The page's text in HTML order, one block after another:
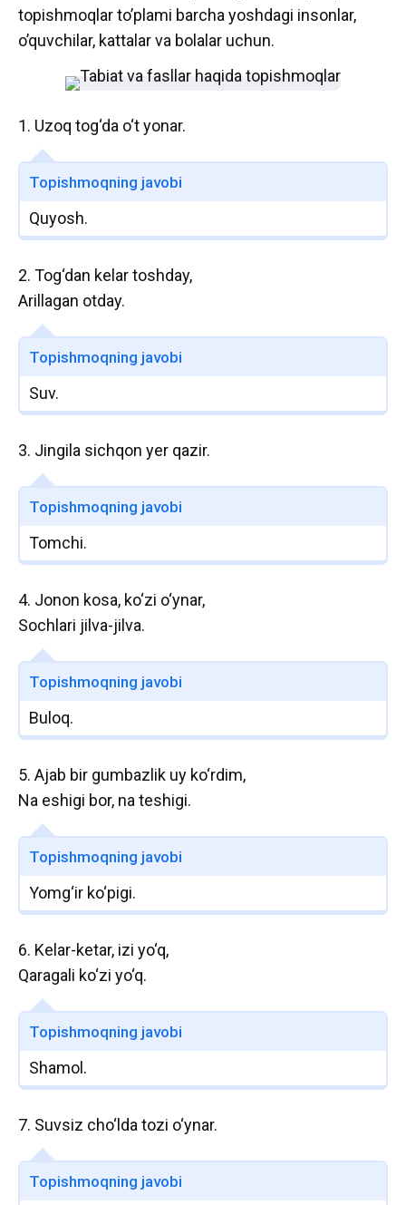
topishmoqlar to’plami barcha yoshdagi insonlar,
o’quvchilar, kattalar va bolalar uchun.
1. Uzoq tog‘da o‘t yonar.
Topishmoqning javobi
Quyosh.
2. Tog‘dan kelar toshday,
Arillagan otday.
Topishmoqning javobi
Suv.
3. Jingila sichqon yer qazir.
Topishmoqning javobi
Tomchi.
4. Jonon kosa, ko‘zi o‘ynar,
Sochlari jilva-jilva.
Topishmoqning javobi
Buloq.
5. Ajab bir gumbazlik uy ko‘rdim,
Na eshigi bor, na teshigi.
Topishmoqning javobi
Yomg‘ir ko‘pigi.
6. Kelar-ketar, izi yo‘q,
Qaragali ko‘zi yo‘q.
Topishmoqning javobi
Shamol.
7. Suvsiz cho‘lda tozi o‘ynar.
Topishmoqning javobi